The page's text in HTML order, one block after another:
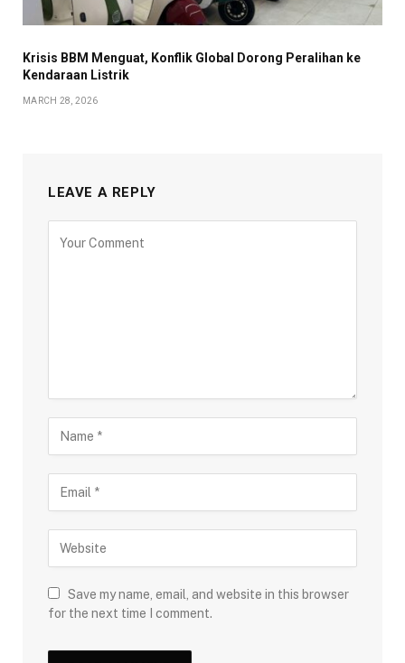
Krisis BBM Menguat, Konflik Global Dorong Peralihan ke
Kendaraan Listrik
MARCH 28, 2026
LEAVE A REPLY
Save my name, email, and website in this browser
for the next time I comment.